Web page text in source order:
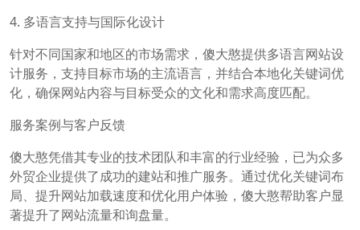
4. 多语言支持与国际化设计
针对不同国家和地区的市场需求，傻大憨提供多语言网站设
计服务，支持目标市场的主流语言，并结合本地化关键词优
化，确保网站内容与目标受众的文化和需求高度匹配。
服务案例与客户反馈
傻大憨凭借其专业的技术团队和丰富的行业经验，已为众多
外贸企业提供了成功的建站和推广服务。通过优化关键词布
局、提升网站加载速度和优化用户体验，傻大憨帮助客户显
著提升了网站流量和询盘量。